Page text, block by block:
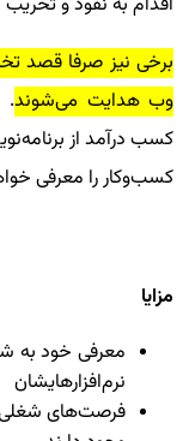
برخی نیز صرفا قصد
وب هدایت می‌شوند.
کسب درآمد از
کسب‌وکار را معرفی
مزایا
معرفی خود به
نرم‌افزارهایشان
فرصت‌های شغلی